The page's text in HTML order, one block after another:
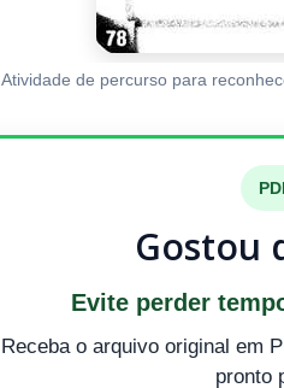
Atividade de percurso para
Gostou
Evite perder
Receba o arquivo original em
pronto